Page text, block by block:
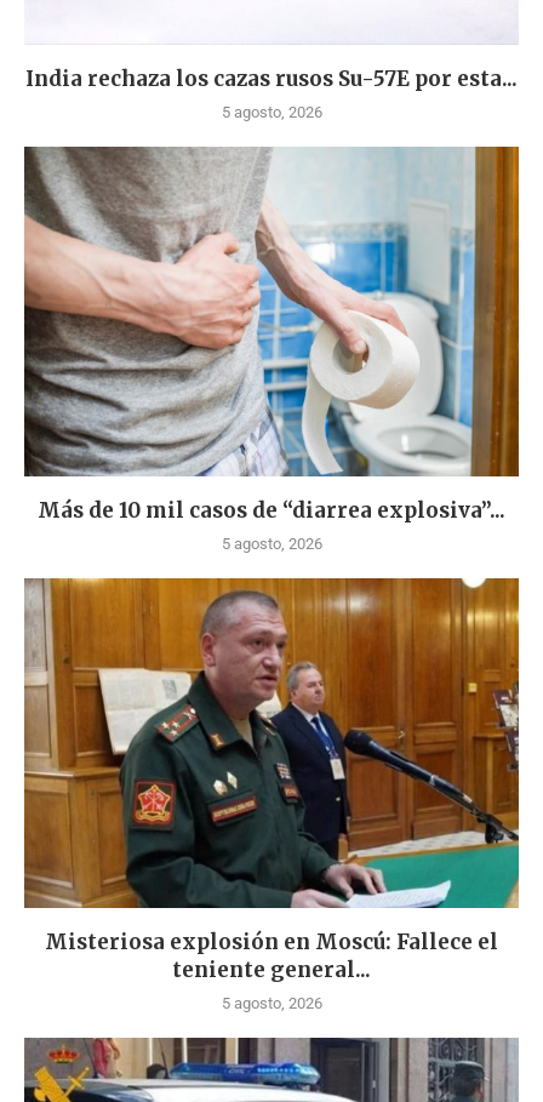
India rechaza los cazas rusos Su-57E por esta...
5 agosto, 2026
Más de 10 mil casos de “diarrea explosiva”...
5 agosto, 2026
Misteriosa explosión en Moscú: Fallece el
teniente general...
5 agosto, 2026